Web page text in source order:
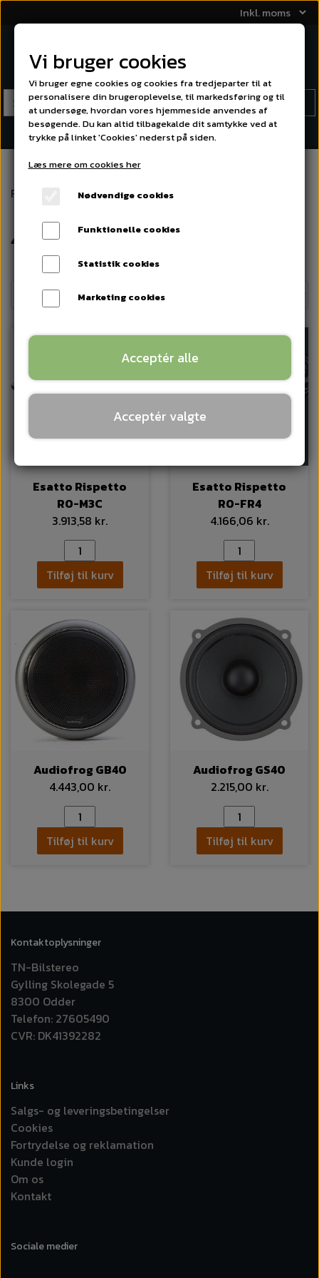
Forside HØJTTALERE LØSDELE
4"
Esatto Rispetto
RO-M3C
3.913,58 kr.
Tilføj til kurv
Esatto Rispetto
RO-FR4
4.166,06 kr.
Tilføj til kurv
Audiofrog GB40
4.443,00 kr.
Tilføj til kurv
Audiofrog GS40
2.215,00 kr.
Tilføj til kurv
Kontaktoplysninger
TN-Bilstereo
Gylling Skolegade 5
8300 Odder
Telefon: 27605490
CVR: DK41392282
Links
Salgs- og leveringsbetingelser
Cookies
Fortrydelse og reklamation
Kunde login
Om os
Kontakt
Sociale medier
Vi bruger cookies
Vi bruger egne cookies og cookies fra tredjeparter til at
personalisere din brugeroplevelse, til markedsføring og til
at undersøge, hvordan vores hjemmeside anvendes af
besøgende. Du kan altid tilbagekalde dit samtykke ved at
trykke på linket 'Cookies' nederst på siden.
Læs mere om cookies her
Nødvendige cookies
Funktionelle cookies
Statistik cookies
Marketing cookies
Acceptér alle
Acceptér valgte